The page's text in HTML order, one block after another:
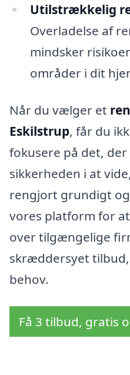
Utilstrækkelig
Overladelse af
mindsker
områder i dit
Når du vælger et
Eskilstrup, får du
fokusere på det,
sikkerheden i at
rengjort grundigt
vores platform for
over tilgængelige
skræddersyet
behov.
Få 3 tilbud, gratis